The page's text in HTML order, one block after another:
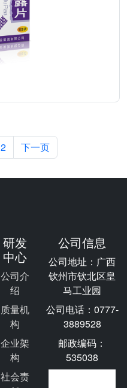
2 下一页
研发
中心
公司介
绍
质量机
构
企业架
构
社会责
公司信息
公司地址：广西
钦州市钦北区皇
马工业园
公司电话：0777-
3889528
邮政编码：
535038